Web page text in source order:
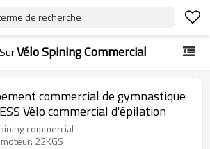
de recherche
Vélo Spining Commercial
commercial de gymnastique
Vélo commercial d'épilation
commercial
22KGS